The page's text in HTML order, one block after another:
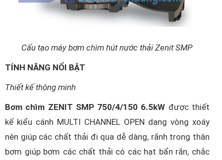
Cấu tạo máy bơm chìm hút nước thải Zenit SMP
TÍNH NĂNG NỔI BẬT
Thiết kế thông minh
Bơm chìm ZENIT SMP 750/4/150 6.5kW được thiết
kế kiểu cánh MULTI CHANNEL OPEN dạng vòng xoáy
nên giúp các chất thải đi qua dễ dàng, rãnh trong thân
bơm giúp bơm các chất thải có các hạt bẩn rắn, chắc